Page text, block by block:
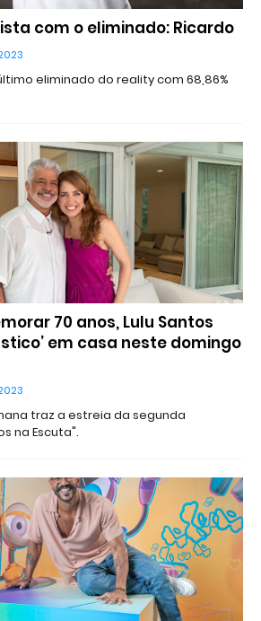
com o eliminado: Ricardo
eliminado do reality com 68,86%
70 anos, Lulu Santos
em casa neste domingo
traz a estreia da segunda
na Escuta".